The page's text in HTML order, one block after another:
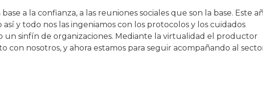
a la confianza, a las reuniones sociales que son la base. Este
y todo nos las ingeniamos con los protocolos y los cuidados
un sinfín de organizaciones. Mediante la virtualidad el productor
con nosotros, y ahora estamos para seguir acompañando al